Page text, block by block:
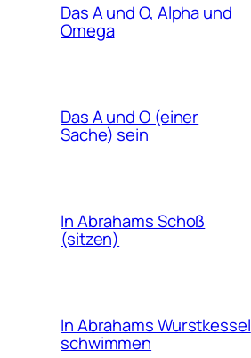
Das A und O, Alpha und
Omega
Das A und O (einer
Sache) sein
In Abrahams Schoß
(sitzen)
In Abrahams Wurstkessel
schwimmen